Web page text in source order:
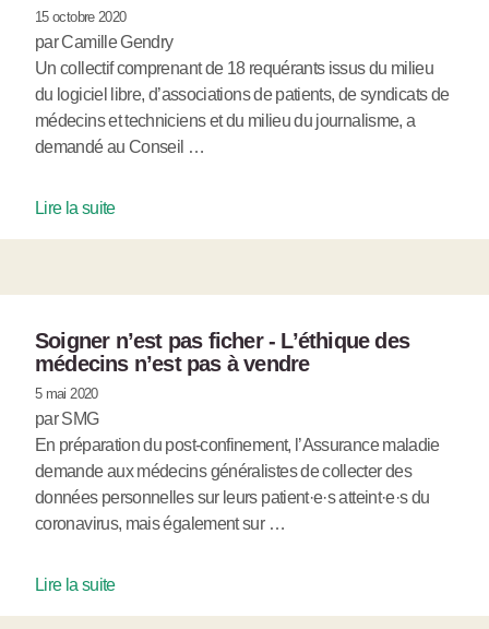
15 octobre 2020
par Camille Gendry
Un collectif comprenant de 18 requérants issus du milieu
du logiciel libre, d’associations de patients, de syndicats de
médecins et techniciens et du milieu du journalisme, a
demandé au Conseil …
Lire la suite
Soigner n’est pas ficher - L’éthique des
médecins n’est pas à vendre
5 mai 2020
par SMG
En préparation du post-confinement, l’Assurance maladie
demande aux médecins généralistes de collecter des
données personnelles sur leurs patient·e·s atteint·e·s du
coronavirus, mais également sur …
Lire la suite